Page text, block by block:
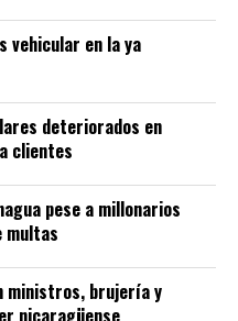
vehicular en la ya
deteriorados en
clientes
pese a millonarios
multas
ministros, brujería y
nicaragüense